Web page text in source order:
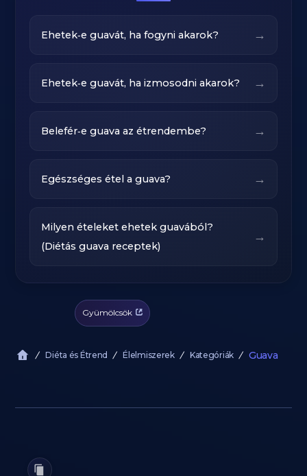
Ehetek‑e guavát, ha fogyni akarok? →
Ehetek‑e guavát, ha izmosodni akarok? →
Belefér‑e guava az étrendembe? →
Egészséges étel a guava? →
Milyen ételeket ehetek guavából?
(Diétás guava receptek)
→
Gyümölcsök
Diéta és Étrend Élelmiszerek Kategóriák Guava